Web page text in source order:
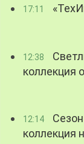
17:11
12:38
коллекция
12:14
коллекция